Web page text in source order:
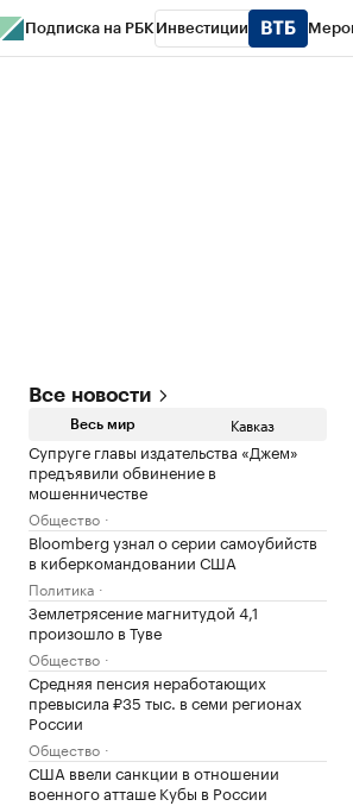
Подписка на РБК Инвестиции
Все новости
Весь мир Кавказ
Супруге главы издательства «Джем»
предъявили обвинение в
мошенничестве
Общество
Bloomberg узнал о серии самоубийств
в киберкомандовании США
Политика
Землетрясение магнитудой 4,1
произошло в Туве
Общество
Средняя пенсия неработающих
превысила ₽35 тыс. в семи регионах
России
Общество
США ввели санкции в отношении
военного атташе Кубы в России